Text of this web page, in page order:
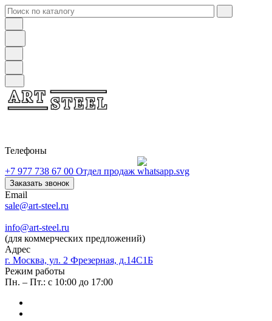
Телефоны
+7 977 738 67 00 Отдел продаж
Заказать звонок
Email
sale@art-steel.ru
info@art-steel.ru
(для коммерческих предложений)
Адрес
г. Москва, ул. 2 Фрезерная, д.14С1Б
Режим работы
Пн. – Пт.: с 10:00 до 17:00